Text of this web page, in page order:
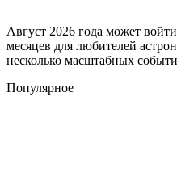
Август 2026 года может
месяцев для любителей
несколько масштабных
Популярное